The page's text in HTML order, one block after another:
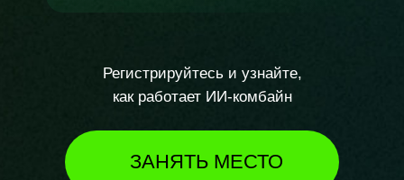
Регистрируйтесь и узнайте,
как работает ИИ-комбайн
ЗАНЯТЬ МЕСТО